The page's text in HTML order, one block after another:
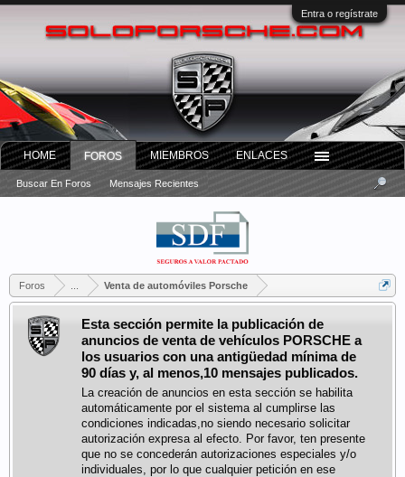
Entra o regístrate
Foros Venta de automóviles Porsche
Esta sección permite la publicación de
anuncios de venta de vehículos PORSCHE a
los usuarios con una antigüedad mínima de
90 días y, al menos,10 mensajes publicados.
La creación de anuncios en esta sección se habilita
automáticamente por el sistema al cumplirse las
condiciones indicadas,no siendo necesario solicitar
autorización expresa al efecto. Por favor, ten presente
que no se concederán autorizaciones especiales y/o
individuales, por lo que cualquier petición en ese
HOME FOROS
Buscar En Foros Mensajes Recientes
MIEMBROS ENLACES